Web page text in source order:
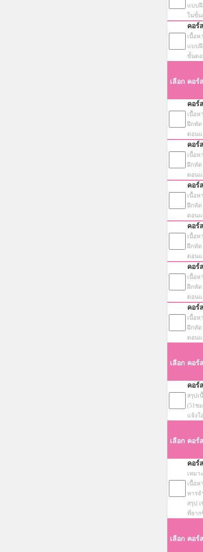
แบบฝึ
ในขั้น
คอร์
เนื้อห
แบบฝึ
ขั้นตอ
เลือก คอร์
คอร์
เนื้อห
ฝึกหัด
ตอนแ
คอร์
เนื้อห
ฝึกหัด
ตอนแ
คอร์
เนื้อห
ฝึกหัด
ตอนแ
คอร์
เนื้อห
ฝึกหัด
ตอนแ
คอร์
เนื้อห
ฝึกหัด
ตอนแ
คอร์
เนื้อห
ฝึกหัด
ตอนแ
เลือก คอร์
คอร์
สรุปเ
(51ช
แจ้งโ
เลือก คอร์
คอร์
เหมา
เนื้อห
หารจ
สรุป
ที่ยา
เลือก คอร์